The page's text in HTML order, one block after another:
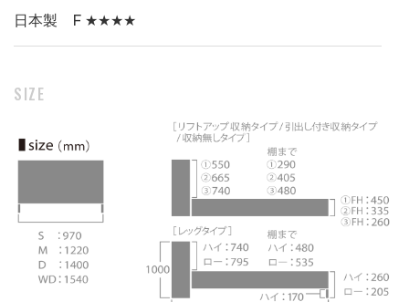
日本製 F ★★★★
SIZE